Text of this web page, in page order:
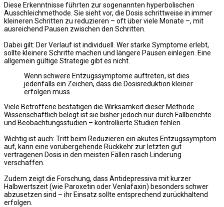
Diese Erkenntnisse führten zur sogenannten hyperbolischen
Ausschleichmethode. Sie sieht vor, die Dosis schrittweise in immer
kleineren Schritten zu reduzieren – oft über viele Monate –, mit
ausreichend Pausen zwischen den Schritten.
Dabei gilt: Der Verlauf ist individuell. Wer starke Symptome erlebt,
sollte kleinere Schritte machen und längere Pausen einlegen. Eine
allgemein gültige Strategie gibt es nicht.
Wenn schwere Entzugssymptome auftreten, ist dies
jedenfalls ein Zeichen, dass die Dosisreduktion kleiner
erfolgen muss.
Viele Betroffene bestätigen die Wirksamkeit dieser Methode.
Wissenschaftlich belegt ist sie bisher jedoch nur durch Fallberichte
und Beobachtungsstudien – kontrollierte Studien fehlen.
Wichtig ist auch: Tritt beim Reduzieren ein akutes Entzugssymptom
auf, kann eine vorübergehende Rückkehr zur letzten gut
vertragenen Dosis in den meisten Fällen rasch Linderung
verschaffen.
Zudem zeigt die Forschung, dass Antidepressiva mit kurzer
Halbwertszeit (wie Paroxetin oder Venlafaxin) besonders schwer
abzusetzen sind – ihr Einsatz sollte entsprechend zurückhaltend
erfolgen.